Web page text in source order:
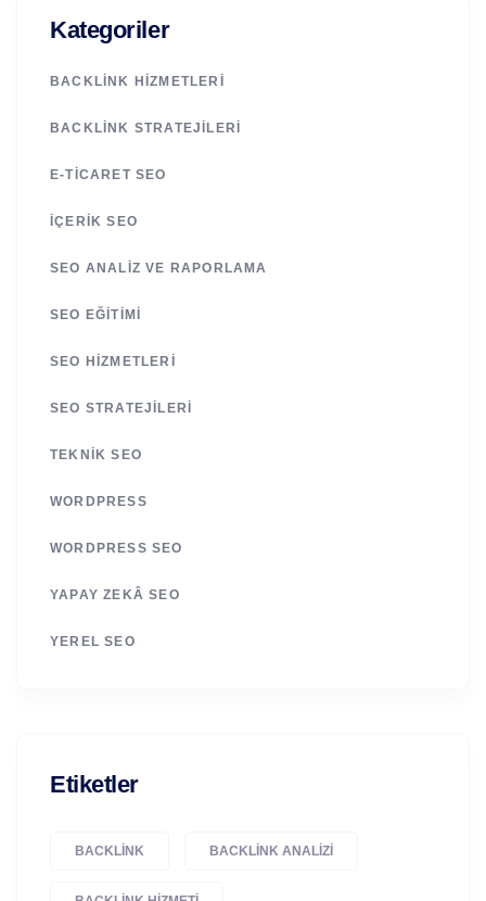
Kategoriler
BACKLINK HIZMETLERI
BACKLINK STRATEJILERI
E-TICARET SEO
İÇERIK SEO
SEO ANALIZ VE RAPORLAMA
SEO EĞITIMI
SEO HIZMETLERI
SEO STRATEJILERI
TEKNIK SEO
WORDPRESS
WORDPRESS SEO
YAPAY ZEKÂ SEO
YEREL SEO
Etiketler
BACKLINK BACKLINK ANALIZI